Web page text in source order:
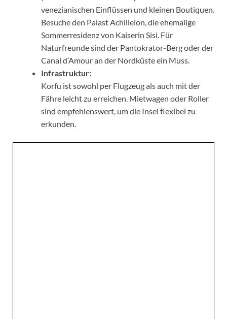
venezianischen Einflüssen und kleinen Boutiquen.
Besuche den Palast Achilleion, die ehemalige
Sommerresidenz von Kaiserin Sisi. Für
Naturfreunde sind der Pantokrator-Berg oder der
Canal d’Amour an der Nordküste ein Muss.
Infrastruktur:
Korfu ist sowohl per Flugzeug als auch mit der
Fähre leicht zu erreichen. Mietwagen oder Roller
sind empfehlenswert, um die Insel flexibel zu
erkunden.